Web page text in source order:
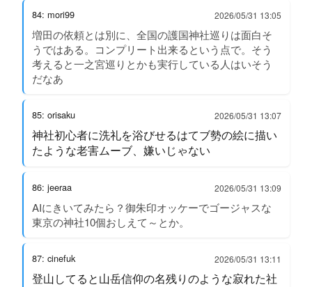
84: mori99 2026/05/31 13:05
増田の依頼とは別に、全国の護国神社巡りは面白そ
うではある。コンプリート出来るという点で。そう
考えると一之宮巡りとかも実行している人はいそう
だなあ
85: orisaku 2026/05/31 13:07
神社初心者に洗礼を浴びせるはてブ勢の絵に描い
たような老害ムーブ、嫌いじゃない
86: jeeraa 2026/05/31 13:09
AIにきいてみたら？御朱印オッケーでゴージャスな
東京の神社10個おしえて～とか。
87: cinefuk 2026/05/31 13:11
登山してると山岳信仰の名残りのような寂れた社